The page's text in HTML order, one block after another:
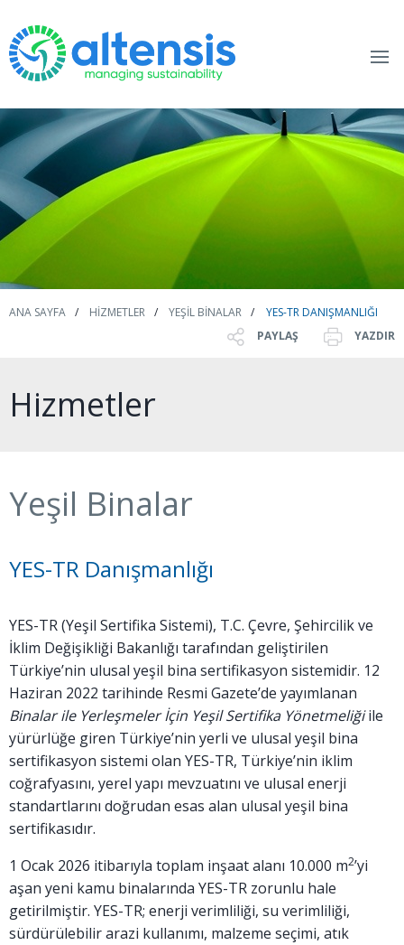
ANA SAYFA HIZMETLER YEŞIL BINALAR
YES-TR DANIŞMANLIĞI
PAYLAŞ
YAZDIR
Hizmetler
Yeşil Binalar
YES-TR Danışmanlığı
YES-TR (Yeşil Sertifika Sistemi), T.C. Çevre, Şehircilik ve
İklim Değişikliği Bakanlığı tarafından geliştirilen
Türkiye’nin ulusal yeşil bina sertifikasyon sistemidir. 12
Haziran 2022 tarihinde Resmi Gazete’de yayımlanan
Binalar ile Yerleşmeler İçin Yeşil Sertifika Yönetmeliğiile
yürürlüğe giren Türkiye’nin yerli ve ulusal yeşil bina
sertifikasyon sistemi olan YES-TR, Türkiye’nin iklim
coğrafyasını, yerel yapı mevzuatını ve ulusal enerji
standartlarını doğrudan esas alan ulusal yeşil bina
sertifikasıdır.
1 Ocak 2026 itibarıyla toplam inşaat alanı 10.000 m2’yi
aşan yeni kamu binalarında YES-TR zorunlu hale
getirilmiştir. YES-TR; enerji verimliliği, su verimliliği,
sürdürülebilir arazi kullanımı, malzeme seçimi, atık